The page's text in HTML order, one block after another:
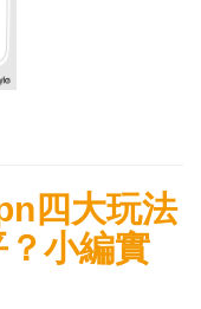
四大玩法
小編實